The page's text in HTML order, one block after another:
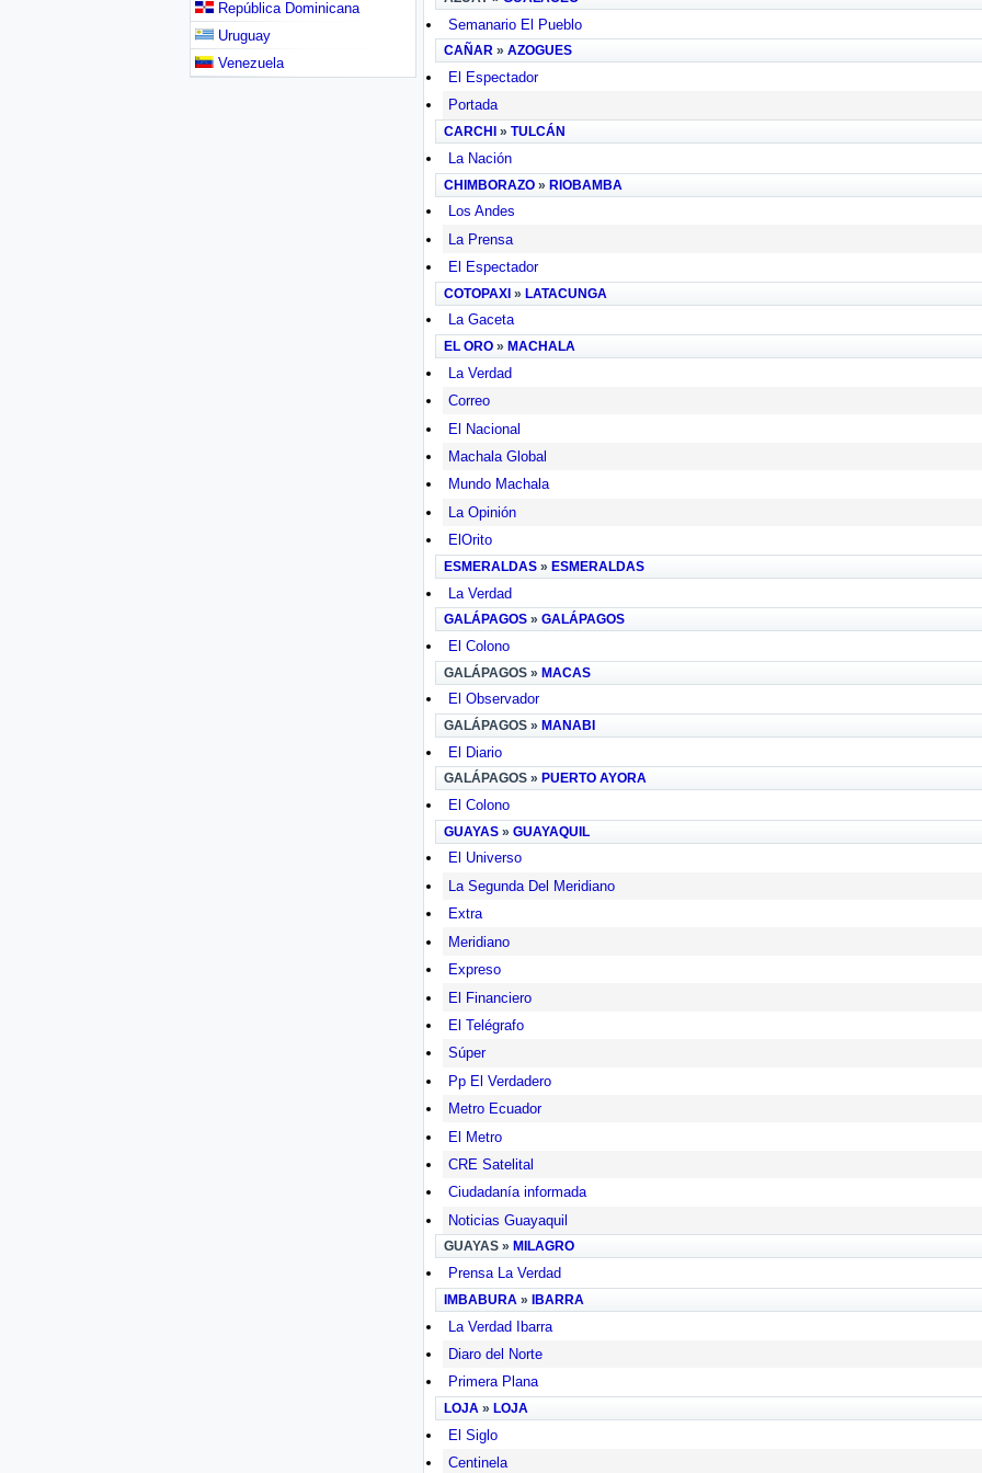
Semanario El Pueblo
CAÑAR »AZOGUES
El Espectador
Portada
CARCHI »TULCÁN
La Nación
CHIMBORAZO »RIOBAMBA
Los Andes
La Prensa
El Espectador
COTOPAXI »LATACUNGA
La Gaceta
EL ORO » MACHALA
La Verdad
Correo
El Nacional
Machala Global
Mundo Machala
La Opinión
ElOrito
ESMERALDAS » ESMERALDAS
La Verdad
GALÁPAGOS »GALÁPAGOS
El Colono
GALÁPAGOS »MACAS
El Observador
GALÁPAGOS » MANABI
El Diario
GALÁPAGOS » PUERTO AYORA
El Colono
GUAYAS »GUAYAQUIL
El Universo
La Segunda Del Meridiano
Extra
Meridiano
Expreso
El Financiero
El Telégrafo
Súper
Pp El Verdadero
Metro Ecuador
El Metro
CRE Satelital
Ciudadanía informada
Noticias Guayaquil
GUAYAS » MILAGRO
Prensa La Verdad
IMBABURA »IBARRA
La Verdad Ibarra
Diaro del Norte
Primera Plana
LOJA » LOJA
El Siglo
Centinela
República Dominicana
Uruguay
Venezuela